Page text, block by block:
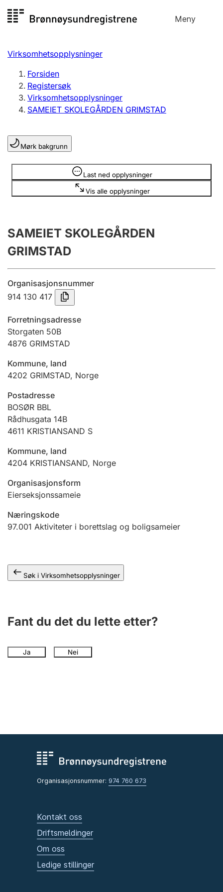
til
Meny
Registersøk
Aksjeselskap
Enkeltpersonforetak
Registrere, endre, slette
Lag og forening
Registrere, endre, slette
Årsregnskap
Innsending og forsinkelsesgebyr
Tinglysing
Jeger
Betaling og jegeravgiftskort
Ektepaktveileder
Offentlig sektor
Andre tema
Virksomhetsopplysninger
Forsiden
Registersøk
Virksomhetsopplysninger
SAMEIET SKOLEGÅRDEN GRIMSTAD
Mørk bakgrunn
Last ned opplysninger
Vis alle opplysninger
Opplysninger er skjult
SAMEIET SKOLEGÅRDEN
GRIMSTAD
Organisasjonsnummer
914 130 417
Forretningsadresse
Storgaten 50B
4876 GRIMSTAD
Kommune, land
4202 GRIMSTAD, Norge
Postadresse
BOSØR BBL
Rådhusgata 14B
4611 KRISTIANSAND S
Kommune, land
4204 KRISTIANSAND, Norge
Organisasjonsform
Eierseksjonssameie
Næringskode
97.001 Aktiviteter i borettslag og boligsameier
Søk i Virksomhetsopplysninger
Fant du det du lette etter?
Ja Nei
Organisasjonsnummer: 974 760 673
Kontakt oss
Driftsmeldinger
Om oss
Ledige stillinger